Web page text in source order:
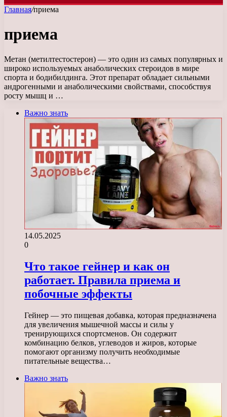
Главная/приема
приема
Метан (метилтестостерон) — это один из самых популярных и
широко используемых анаболических стероидов в мире
спорта и бодибилдинга. Этот препарат обладает сильными
андрогенными и анаболическими свойствами, способствуя
росту мышц и …
Важно знать
14.05.2025
0
Что такое гейнер и как он
работает. Правила приема и
побочные эффекты
Гейнер — это пищевая добавка, которая предназначена
для увеличения мышечной массы и силы у
тренирующихся спортсменов. Он содержит
комбинацию белков, углеводов и жиров, которые
помогают организму получить необходимые
питательные вещества…
Важно знать